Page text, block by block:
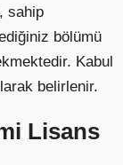
sahip
bölümü
Kabul
belirlenir.
Lisans